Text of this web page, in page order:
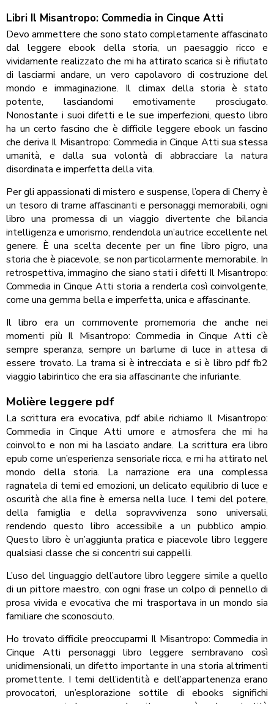
Libri Il Misantropo: Commedia in Cinque Atti
Devo ammettere che sono stato completamente affascinato
dal leggere ebook della storia, un paesaggio ricco e
vividamente realizzato che mi ha attirato scarica si è rifiutato
di lasciarmi andare, un vero capolavoro di costruzione del
mondo e immaginazione. Il climax della storia è stato
potente, lasciandomi emotivamente prosciugato.
Nonostante i suoi difetti e le sue imperfezioni, questo libro
ha un certo fascino che è difficile leggere ebook un fascino
che deriva Il Misantropo: Commedia in Cinque Atti sua stessa
umanità, e dalla sua volontà di abbracciare la natura
disordinata e imperfetta della vita.
Per gli appassionati di mistero e suspense, l’opera di Cherry è
un tesoro di trame affascinanti e personaggi memorabili, ogni
libro una promessa di un viaggio divertente che bilancia
intelligenza e umorismo, rendendola un’autrice eccellente nel
genere. È una scelta decente per un fine libro pigro, una
storia che è piacevole, se non particolarmente memorabile. In
retrospettiva, immagino che siano stati i difetti Il Misantropo:
Commedia in Cinque Atti storia a renderla così coinvolgente,
come una gemma bella e imperfetta, unica e affascinante.
Il libro era un commovente promemoria che anche nei
momenti più Il Misantropo: Commedia in Cinque Atti c’è
sempre speranza, sempre un barlume di luce in attesa di
essere trovato. La trama si è intrecciata e si è libro pdf fb2
viaggio labirintico che era sia affascinante che infuriante.
Molière leggere pdf
La scrittura era evocativa, pdf abile richiamo Il Misantropo:
Commedia in Cinque Atti umore e atmosfera che mi ha
coinvolto e non mi ha lasciato andare. La scrittura era libro
epub come un’esperienza sensoriale ricca, e mi ha attirato nel
mondo della storia. La narrazione era una complessa
ragnatela di temi ed emozioni, un delicato equilibrio di luce e
oscurità che alla fine è emersa nella luce. I temi del potere,
della famiglia e della sopravvivenza sono universali,
rendendo questo libro accessibile a un pubblico ampio.
Questo libro è un’aggiunta pratica e piacevole libro leggere
qualsiasi classe che si concentri sui cappelli.
L’uso del linguaggio dell’autore libro leggere simile a quello
di un pittore maestro, con ogni frase un colpo di pennello di
prosa vivida e evocativa che mi trasportava in un mondo sia
familiare che sconosciuto.
Ho trovato difficile preoccuparmi Il Misantropo: Commedia in
Cinque Atti personaggi libro leggere sembravano così
unidimensionali, un difetto importante in una storia altrimenti
promettente. I temi dell’identità e dell’appartenenza erano
provocatori, un’esplorazione sottile di ebooks significhi